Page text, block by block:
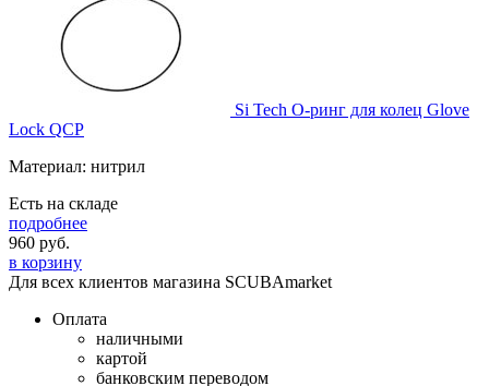
Si Tech О-ринг для колец Glove
Lock QCP
Материал: нитрил
Есть на складе
подробнее
960 руб.
в корзину
Для всех клиентов магазина SCUBAmarket
Оплата
наличными
картой
банковским переводом